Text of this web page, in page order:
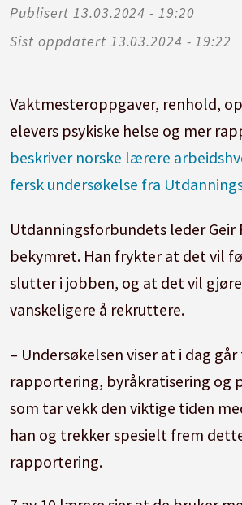
Publisert
13.03.2024 - 19:20
Sist oppdatert
13.03.2024 - 19:22
Vaktmesteroppgaver, renhold,
elevers psykiske helse og mer
beskriver norske lærere
fersk undersøkelse fra
Utdanningsforbundets leder Geir
bekymret. Han frykter at det vil
slutter i jobben, og at det vil
vanskeligere å rekruttere.
– Undersøkelsen viser at i dag
rapportering, byråkratisering og
som tar vekk den viktige tiden
han og trekker spesielt frem
rapportering.